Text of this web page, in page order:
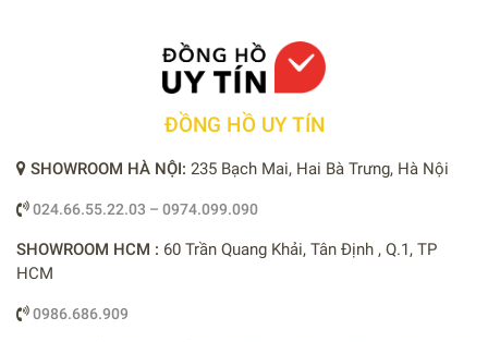
ĐỒNG HỒ UY TÍN
SHOWROOM HÀ NỘI: 235 Bạch Mai, Hai Bà Trưng, Hà Nội
024.66.55.22.03 – 0974.099.090
SHOWROOM HCM : 60 Trần Quang Khải, Tân Định , Q.1, TP
HCM
0986.686.909